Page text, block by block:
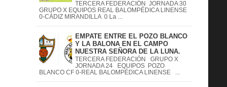
TERCERA FEDERACIÓN JORNADA 30
GRUPO X EQUIPOS REAL BALOMPÉDICA LINENSE
0-CÁDIZ MIRANDILLA 0 La ...
EMPATE ENTRE EL POZO BLANCO
Y LA BALONA EN EL CAMPO
NUESTRA SEÑORA DE LA LUNA.
TERCERA FEDERACIÓN GRUPO X
JORNADA 24 EQUIPOS POZO
BLANCO CF 0-REAL BALOMPÉDICA LINENSE ...